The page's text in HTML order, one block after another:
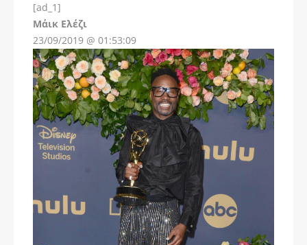
[ad_1]
Μάικ ΕλέζιInstagram
23/09/2019 @ 01:53:09